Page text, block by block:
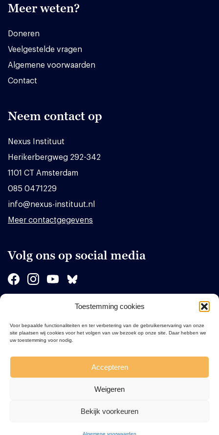
Toestemming cookies
Voor bepaalde functionaliteiten en ter verbetering van de gebruikerservaring van onze
site plaatsen wij cookies voor het volgen van uw bezoek op onze site. Daar hebben we
uw toestemming voor nodig.
Accepteren
Weigeren
Bekijk voorkeuren
Algemene voorwaarden
Meer weten?
Doneren
Veelgestelde vragen
Algemene voorwaarden
Contact
Neem contact op
Nexus Instituut
Herikerbergweg 292-342
1101 CT Amsterdam
085 0471229
info@nexus-instituut.nl
Meer contactgegevens
Volg ons op social media